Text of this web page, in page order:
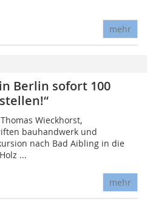
mehr
Berlin sofort 100
Wieckhorst,
bauhandwerk und
nach Bad Aibling in die
...
mehr